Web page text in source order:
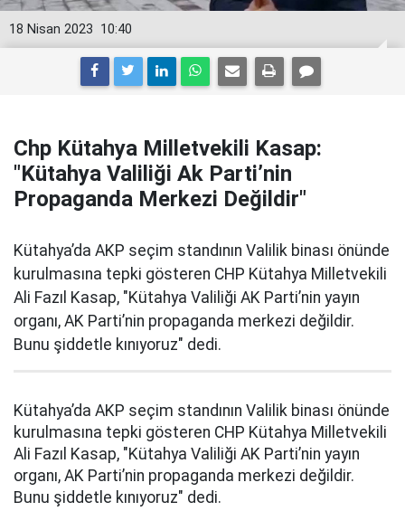
10:40
18 Nisan 2023
Chp Kütahya Milletvekili Kasap:
"Kütahya Valiliği Ak Parti’nin
Propaganda Merkezi Değildir"
Kütahya’da AKP seçim standının Valilik binası önünde
kurulmasına tepki gösteren CHP Kütahya Milletvekili
Ali Fazıl Kasap, "Kütahya Valiliği AK Parti’nin yayın
organı, AK Parti’nin propaganda merkezi değildir.
Bunu şiddetle kınıyoruz" dedi.
Kütahya’da AKP seçim standının Valilik binası önünde
kurulmasına tepki gösteren CHP Kütahya Milletvekili
Ali Fazıl Kasap, "Kütahya Valiliği AK Parti’nin yayın
organı, AK Parti’nin propaganda merkezi değildir.
Bunu şiddetle kınıyoruz" dedi.